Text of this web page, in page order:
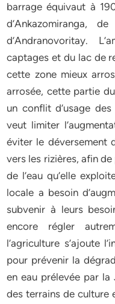
barrage équivaut à
d’Ankazomiranga,
d’Andranovoritay.
captages et du lac de
cette zone mieux
arrosée, cette partie
un conflit d’usage
veut limiter
éviter le déversement
vers les rizières, afin
de l’eau qu’elle
locale a besoin
subvenir à leurs
encore régler
l’agriculture s’ajoute
pour prévenir la
en eau prélevée par
des terrains de culture